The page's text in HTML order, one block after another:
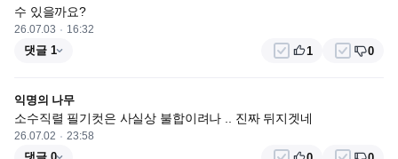
수 있을까요?
26.07.03 16:32
댓글 1 1 0
익명의 나무
소수직렬 필기컷은 사실상 불합이려나 .. 진짜 뒤지겟네
26.07.02 23:58